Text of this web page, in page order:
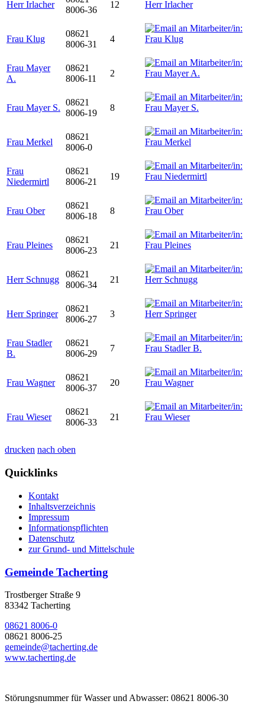
Herr Irlacher
8006-36
12
Frau Klug
08621
8006-31
4
Frau Mayer
A.
08621
8006-11
2
Frau Mayer S.
08621
8006-19
8
Frau Merkel
08621
8006-0
Frau
Niedermirtl
08621
8006-21
19
Frau Ober
08621
8006-18
8
Frau Pleines
08621
8006-23
21
Herr Schnugg
08621
8006-34
21
Herr Springer
08621
8006-27
3
Frau Stadler
B.
08621
8006-29
7
Frau Wagner
08621
8006-37
20
Frau Wieser
08621
8006-33
21
drucken nach oben
Quicklinks
Kontakt
Inhaltsverzeichnis
Impressum
Informationspflichten
Datenschutz
zur Grund- und Mittelschule
Gemeinde Tacherting
Trostberger Straße 9
83342 Tacherting
08621 8006-0
08621 8006-25
gemeinde@tacherting.de
www.tacherting.de
Störungsnummer für Wasser und Abwasser: 08621 8006-30